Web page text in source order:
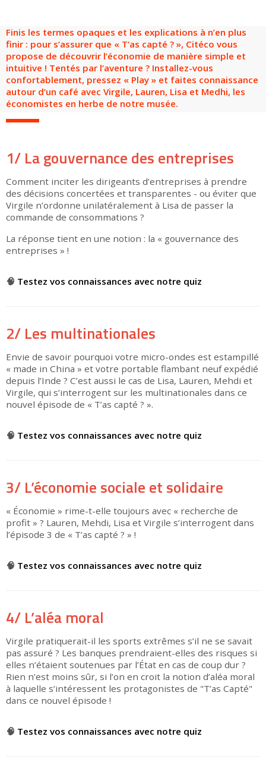
FR EN
Finis les termes opaques et les explications à n’en plus
finir : pour s’assurer que « T’as capté ? », Citéco vous
propose de découvrir l’économie de manière simple et
intuitive ! Tentés par l’aventure ? Installez-vous
confortablement, pressez « Play » et faites connaissance
autour d’un café avec Virgile, Lauren, Lisa et Medhi, les
économistes en herbe de notre musée.
1/ La gouvernance des entreprises
Comment inciter les dirigeants d’entreprises à prendre
des décisions concertées et transparentes - ou éviter que
Virgile n’ordonne unilatéralement à Lisa de passer la
commande de consommations ?
La réponse tient en une notion : la « gouvernance des
entreprises » !
🧠 Testez vos connaissances avec notre quiz
2/ Les multinationales
Envie de savoir pourquoi votre micro-ondes est estampillé
« made in China » et votre portable flambant neuf expédié
depuis l’Inde ? C’est aussi le cas de Lisa, Lauren, Mehdi et
Virgile, qui s’interrogent sur les multinationales dans ce
nouvel épisode de « T’as capté ? ».
▶
🧠 Testez vos connaissances avec notre quiz
3/ L’économie sociale et solidaire
« Économie » rime-t-elle toujours avec « recherche de
profit » ? Lauren, Mehdi, Lisa et Virgile s’interrogent dans
l’épisode 3 de « T’as capté ? » !
▶
🧠 Testez vos connaissances avec notre quiz
4/ L’aléa moral
Virgile pratiquerait-il les sports extrêmes s’il ne se savait
pas assuré ? Les banques prendraient-elles des risques si
elles n’étaient soutenues par l’État en cas de coup dur ?
Rien n’est moins sûr, si l’on en croit la notion d’aléa moral
à laquelle s’intéressent les protagonistes de "T’as Capté"
dans ce nouvel épisode !
🧠 Testez vos connaissances avec notre quiz